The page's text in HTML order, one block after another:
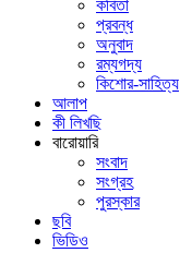
কবিতা
প্রবন্ধ
অনুবাদ
রম্যগদ্য
কিশোর-সাহিত্য
আলাপ
কী লিখছি
বারোয়ারি
সংবাদ
সংগ্রহ
পুরস্কার
ছবি
ভিডিও